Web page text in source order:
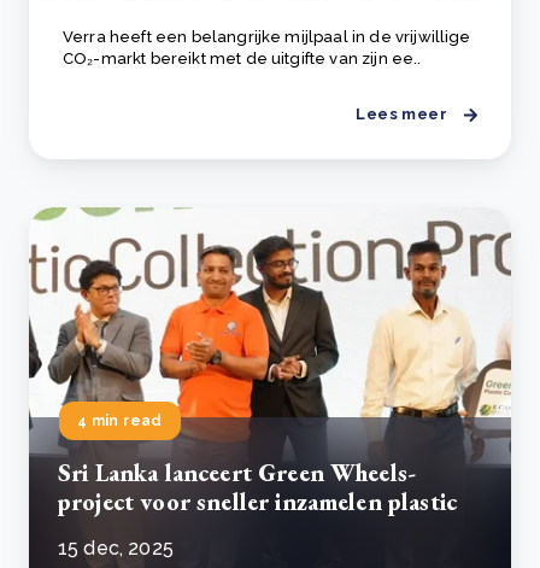
Verra heeft een belangrijke mijlpaal in de vrijwillige
CO₂-markt bereikt met de uitgifte van zijn ee..
Lees meer
4 min read
Sri Lanka lanceert Green Wheels-
project voor sneller inzamelen plastic
15 dec, 2025